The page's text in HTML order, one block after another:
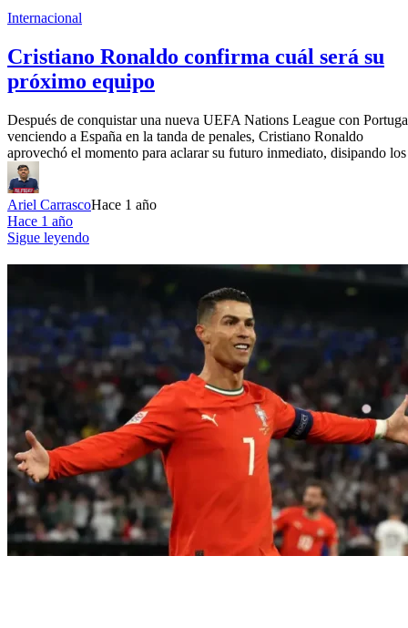
Internacional
Cristiano Ronaldo confirma cuál será su
próximo equipo
Después de conquistar una nueva UEFA Nations League con
venciendo a España en la tanda de penales, Cristiano Ronaldo
aprovechó el momento para aclarar su futuro inmediato, disipando los
Ariel CarrascoHace 1 año
Hace 1 año
Sigue leyendo